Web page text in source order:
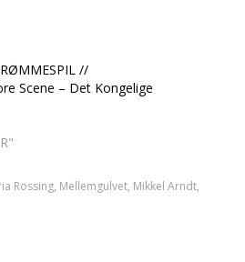
//
Scene – Det Kongelige
Rossing, Mellemgulvet, Mikkel Arndt,